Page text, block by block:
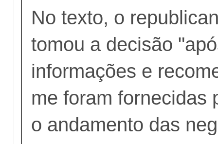
No texto, o
tomou a decisão
informações e
me foram fornecidas
o andamento das